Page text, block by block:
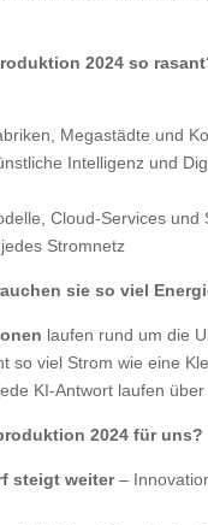
2024 so
Megastädte und
Intelligenz und
Cloud-Services
Stromnetz
sie so viel
laufen rund um die
so viel Strom wie eine
KI-Antwort laufen
2024 für uns?
steigt weiter–